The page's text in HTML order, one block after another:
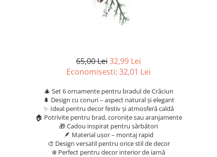
Accesorii gresie si faianta
Accesorii pentru faianta, gresie si
Accesorii polizare si slefuire
Accesorii vopsire si tencuire
Materiale electrice
65,00 Lei32,99 Lei
Economisesti: 32,01 Lei
🎄 Set 6 ornamente pentru bradul de Crăciun
🌲 Design cu conuri – aspect natural și elegant
✨ Ideal pentru decor festiv și atmosferă caldă
🏠 Potrivite pentru brad, coronițe sau aranjamente
🎁 Cadou inspirat pentru sărbători
🪶 Material ușor – montaj rapid
🎨 Design versatil pentru orice stil de decor
❄️ Perfect pentru decor interior de iarnă